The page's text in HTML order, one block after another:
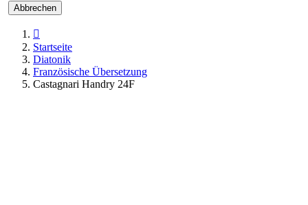
Abbrechen

Startseite
Diatonik
Französische Übersetzung
Castagnari Handry 24F